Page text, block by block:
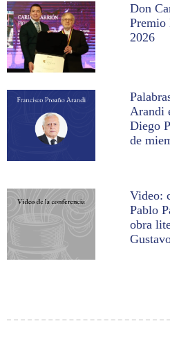
Don
Premio
2026
Arandi
Diego
de
Video:
Pablo
obra